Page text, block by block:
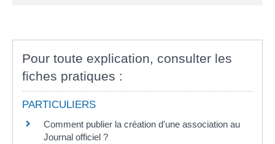
Pour toute explication, consulter les
fiches pratiques :
PARTICULIERS
Comment publier la création d'une association au
Journal officiel ?